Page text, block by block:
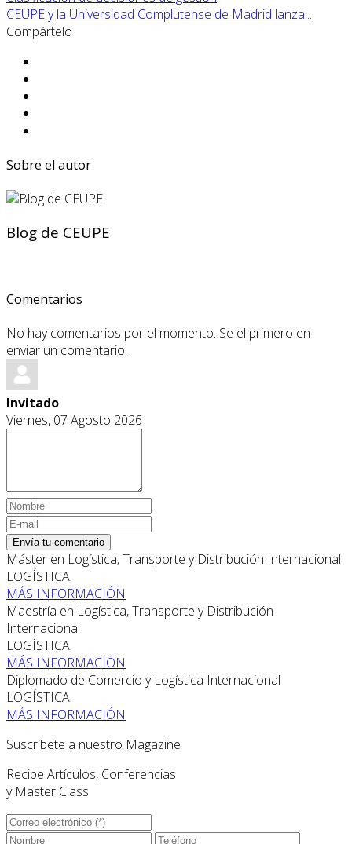
CEUPE y la Universidad Complutense de Madrid lanza...
Compártelo
Sobre el autor
Blog de CEUPE
Comentarios
No hay comentarios por el momento. Se el primero en
enviar un comentario.
Invitado
Viernes, 07 Agosto 2026
Envía tu comentario
Máster en Logística, Transporte y Distribución Internacional
LOGÍSTICA
MÁS INFORMACIÓN
Maestría en Logística, Transporte y Distribución
Internacional
LOGÍSTICA
MÁS INFORMACIÓN
Diplomado de Comercio y Logística Internacional
LOGÍSTICA
MÁS INFORMACIÓN
Suscríbete a nuestro Magazine
Recibe Artículos, Conferencias
y Master Class